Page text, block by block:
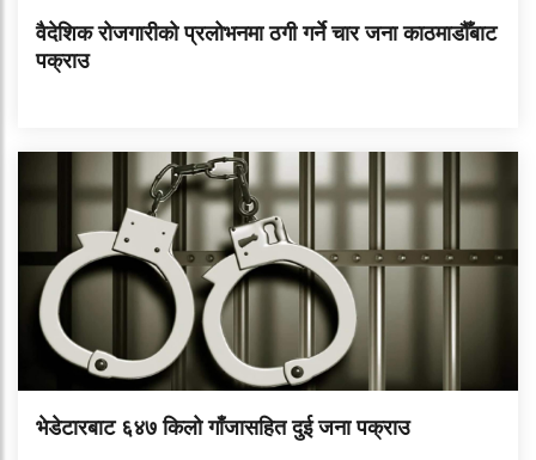
वैदेशिक रोजगारीको प्रलोभनमा ठगी गर्ने चार जना काठमाडौँबाट
पक्राउ
भेडेटारबाट ६४७ किलो गाँजासहित दुई जना पक्राउ